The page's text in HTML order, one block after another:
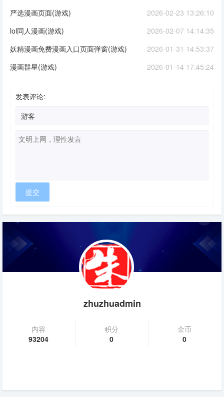
2026-02-23 13:26:10
严选漫画页面(游戏)
2026-02-07 14:14:35
lol同人漫画(游戏)
2026-01-31 14:53:37
妖精漫画免费漫画入口页面弹窗(游戏)
2026-01-14 17:45:24
漫画群星(游戏)
发表评论:
zhuzhuadmin
内容
93204
积分
0
金币
0